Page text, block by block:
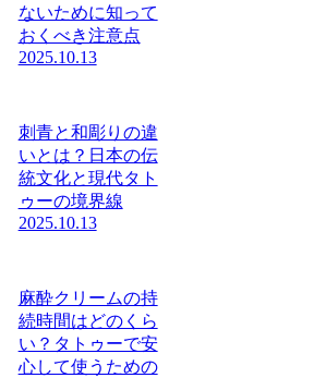
ないために知って
おくべき注意点
2025.10.13
刺青と和彫りの違
いとは？日本の伝
統文化と現代タト
ゥーの境界線
2025.10.13
麻酔クリームの持
続時間はどのくら
い？タトゥーで安
心して使うための